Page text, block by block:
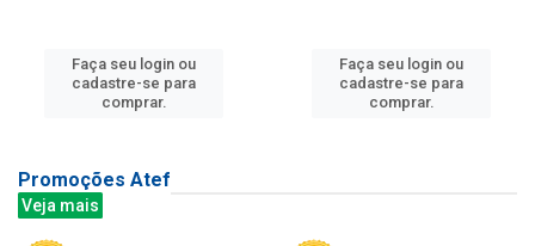
Faça seu login ou
cadastre-se para
comprar.
Faça seu login ou
cadastre-se para
comprar.
Promoções Atef
Veja mais